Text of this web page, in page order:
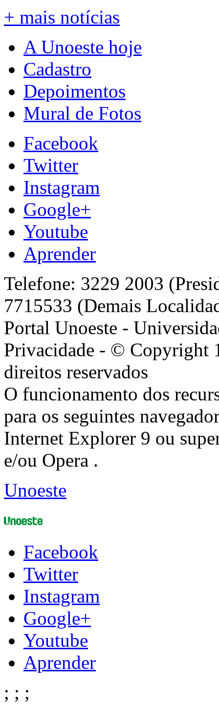
+ mais notícias
A Unoeste hoje
Cadastro
Depoimentos
Mural de Fotos
Facebook
Twitter
Instagram
Google+
Youtube
Aprender
Telefone: 3229 2003
7715533 (Demais
Portal Unoeste -
Privacidade - © Copyright
direitos reservados
O funcionamento dos
para os seguintes
Internet Explorer 9 ou
e/ou Opera .
Unoeste
Facebook
Twitter
Instagram
Google+
Youtube
Aprender
; ; ;